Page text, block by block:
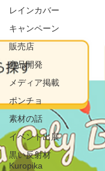
レインカバー
キャンペーン
販売店
商品開発
メディア掲載
ポンチョ
素材の話
イベント出展
黒い反射材
Kuropika